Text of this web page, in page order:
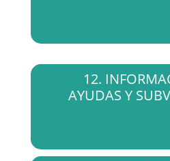
12.
AYUDAS Y